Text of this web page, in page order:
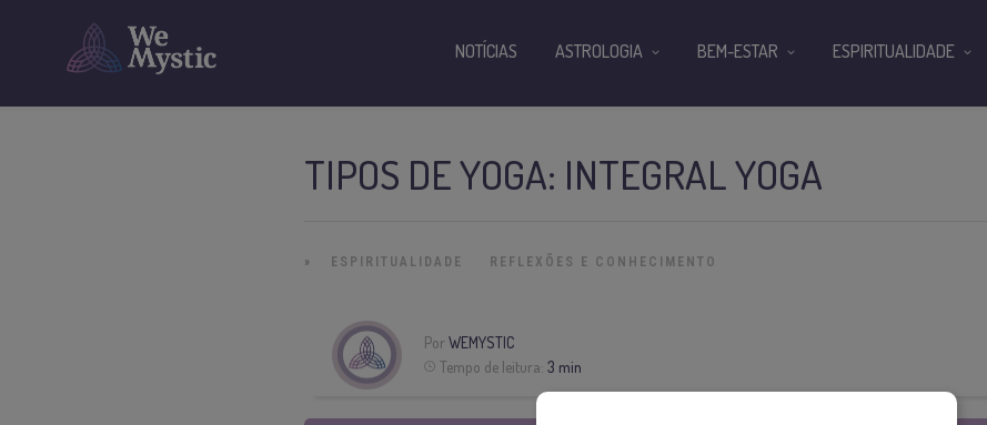
TIPOS DE YOGA: INTEGRAL YOGA
» ESPIRITUALIDADE REFLEXÕES E CONHECIMENTO
PorWEMYSTIC
Tempo de leitura:3 min
NOTÍCIAS ASTROLOGIA BEM-ESTAR ESPIRITUALIDADE